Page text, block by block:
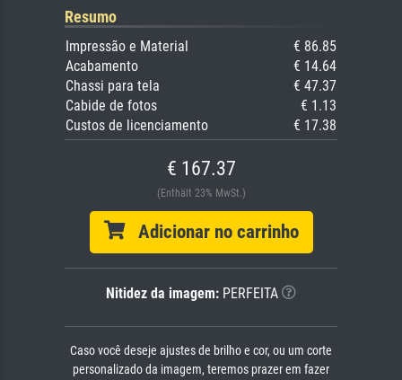
Resumo
Impressão e Material
€ 86.85
Acabamento
€ 14.64
Chassi para tela
€ 47.37
Cabide de fotos
€ 1.13
Custos de licenciamento
€ 17.38
€ 167.37
(Enthält 23% MwSt.)
Adicionar no carrinho
Nitidez da imagem: PERFEITA
Caso você deseje ajustes de brilho e cor, ou um corte
personalizado da imagem, teremos prazer em fazer